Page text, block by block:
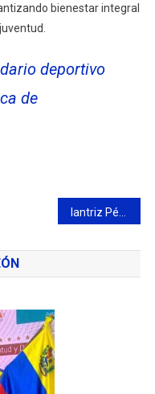
bienestar integral
deportivo
de